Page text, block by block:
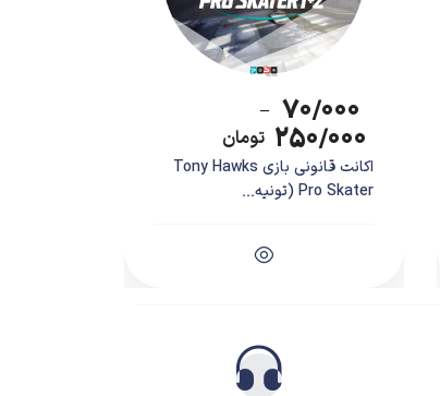
۷۰/۰۰۰ –
۲۵۰/۰۰۰ تومان
اکانت قانونی بازی Tony Hawks
Pro Skater (تونیه...